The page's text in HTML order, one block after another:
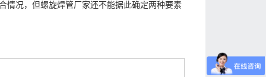
情况，但螺旋焊管厂家还不能据此确定两种要素